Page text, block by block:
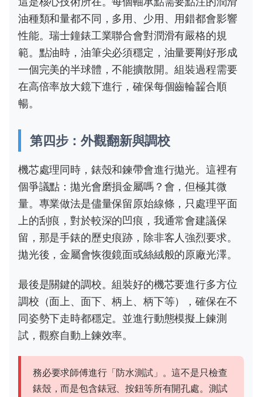
油種類和量都不同，多用、少用、用錯都會影響
性能。瑞士鐘錶工業聯合會對潤滑有嚴格的規
範。點油時，油筆尖必須穩定，油量要剛好形成
一個完美的半球體，不能擴散開。組裝過程需要
在高倍率放大鏡下進行，確保每個齒輪齧合順
暢。
第四步：外觀翻新與調校
機芯處理同時，錶殼和鍊帶會進行拋光。這裡有
個爭議點：拋光會磨損金屬嗎？會，但極其微
量。專業做法是儘量保留原始線條，只處理平面
上的刮痕，對於較深的凹痕，我通常會建議保
留，那是手錶的歷史痕跡，除非客人強烈要求。
拋光後，金屬會恢復鏡面或絲絨般的原廠光澤。
最後是關鍵的調校。組裝好的機芯要進行多方位
調校（面上、面下、柄上、柄下等），確保在不
同姿勢下走時都穩定。並進行動態模擬上鍊測
試，觀察自動上鍊效率。
務必要求師傅進行「防水測試」。這不是只檢查
錶殼，而是包含錶冠、按鈕等所有開孔處。測試